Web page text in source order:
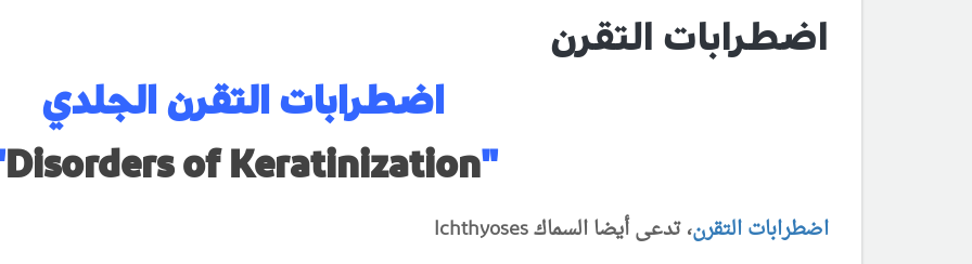
اضطرابات التقرن
اضطرابات التقرن الجلدي
"
Disorders of Keratinization
اضطرابات التقرن، تدعى أيضا السماك Ichthyoses